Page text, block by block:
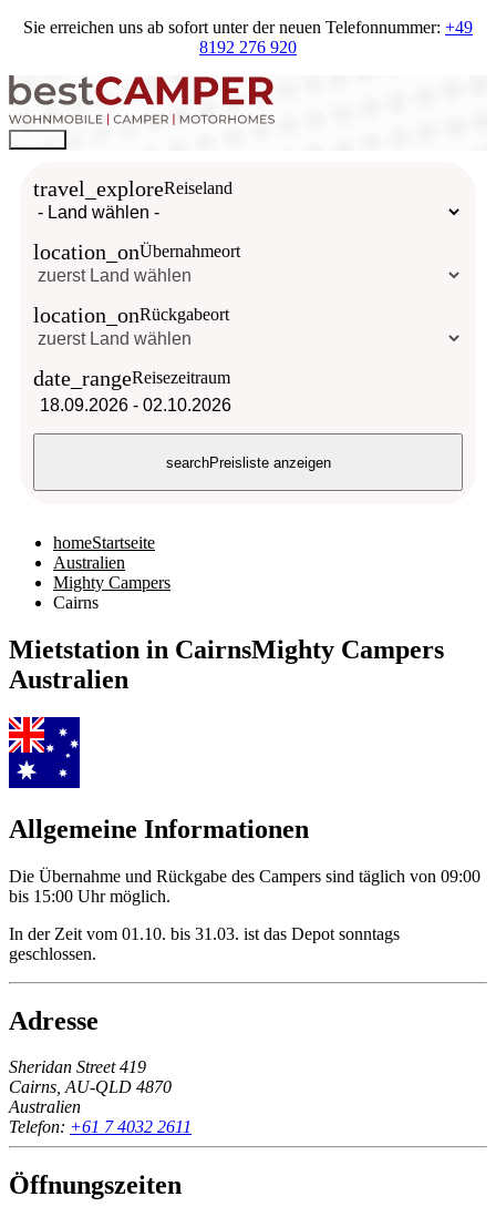
Sie erreichen uns ab sofort unter der neuen Telefonnummer: +49
8192 276 920
travel_exploreReiseland
location_onÜbernahmeort
location_onRückgabeort
date_rangeReisezeitraum
18.09.2026 - 02.10.2026
searchPreisliste anzeigen
homeStartseite
Australien
Mighty Campers
Cairns
Mietstation in CairnsMighty Campers
Australien
Allgemeine Informationen
Die Übernahme und Rückgabe des Campers sind täglich von 09:00
bis 15:00 Uhr möglich.
In der Zeit vom 01.10. bis 31.03. ist das Depot sonntags
geschlossen.
Adresse
Sheridan Street 419
Cairns, AU-QLD 4870
Australien
Telefon: +61 7 4032 2611
Öffnungszeiten